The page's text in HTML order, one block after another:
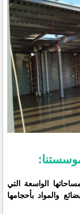
الواسعة التي
والمواد بأحجامها